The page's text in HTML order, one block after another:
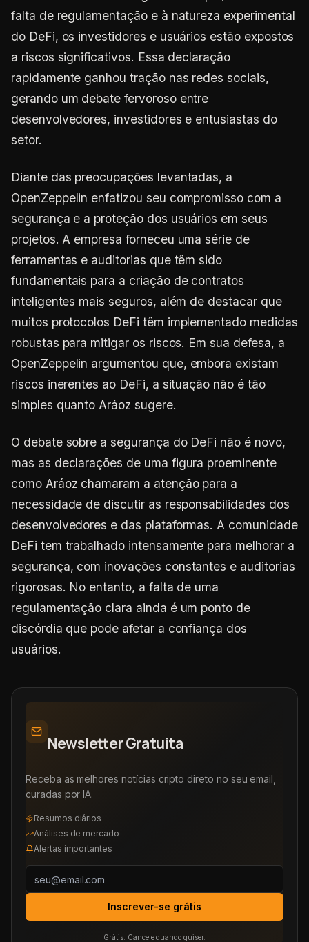
falta de regulamentação e à natureza experimental
do DeFi, os investidores e usuários estão expostos
a riscos significativos. Essa declaração
rapidamente ganhou tração nas redes sociais,
gerando um debate fervoroso entre
desenvolvedores, investidores e entusiastas do
setor.
Diante das preocupações levantadas, a
OpenZeppelin enfatizou seu compromisso com a
segurança e a proteção dos usuários em seus
projetos. A empresa forneceu uma série de
ferramentas e auditorias que têm sido
fundamentais para a criação de contratos
inteligentes mais seguros, além de destacar que
muitos protocolos DeFi têm implementado medidas
robustas para mitigar os riscos. Em sua defesa, a
OpenZeppelin argumentou que, embora existam
riscos inerentes ao DeFi, a situação não é tão
simples quanto Aráoz sugere.
O debate sobre a segurança do DeFi não é novo,
mas as declarações de uma figura proeminente
como Aráoz chamaram a atenção para a
necessidade de discutir as responsabilidades dos
desenvolvedores e das plataformas. A comunidade
DeFi tem trabalhado intensamente para melhorar a
segurança, com inovações constantes e auditorias
rigorosas. No entanto, a falta de uma
regulamentação clara ainda é um ponto de
discórdia que pode afetar a confiança dos
usuários.
Newsletter Gratuita
Receba as melhores notícias cripto direto no seu email,
curadas por IA.
Resumos diários
Análises de mercado
Alertas importantes
Inscrever-se grátis
Grátis. Cancele quando quiser.